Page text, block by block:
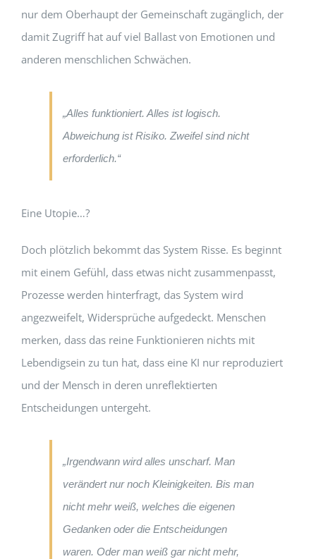
nur dem Oberhaupt der Gemeinschaft zugänglich, der
damit Zugriff hat auf viel Ballast von Emotionen und
anderen menschlichen Schwächen.
„Alles funktioniert. Alles ist logisch.
Abweichung ist Risiko. Zweifel sind nicht
erforderlich.“
Eine Utopie…?
Doch plötzlich bekommt das System Risse. Es beginnt
mit einem Gefühl, dass etwas nicht zusammenpasst,
Prozesse werden hinterfragt, das System wird
angezweifelt, Widersprüche aufgedeckt. Menschen
merken, dass das reine Funktionieren nichts mit
Lebendigsein zu tun hat, dass eine KI nur reproduziert
und der Mensch in deren unreflektierten
Entscheidungen untergeht.
„Irgendwann wird alles unscharf. Man
verändert nur noch Kleinigkeiten. Bis man
nicht mehr weiß, welches die eigenen
Gedanken oder die Entscheidungen
waren. Oder man weiß gar nicht mehr,